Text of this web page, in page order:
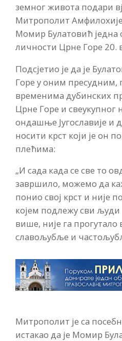
земног живота подари
Митрополит Амфилохије
Момир Булатовић једна
личности Црне Горе 20.
Подсјетио је да је
Горе у оним
временима дубинских
Црне Горе и свеукупног
ондашње Југославије и
носити крст који је он
плећима:
„И сада када се све то
завршило, можемо да
понио свој крст и није
којем подлежу сви
више, није га
славољубље и
Митрополит је са
истакао да је Момир